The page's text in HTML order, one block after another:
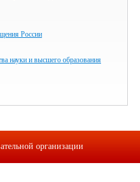
России
науки и высшего образования
организации